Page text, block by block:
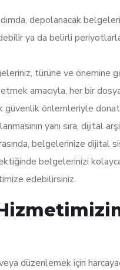
depolanacak
ya da belirli
türüne ve önemine
amacıyla, her bir
güvenlik önlemleriyle
yanı sıra, dijital
belgelerinize dijital
belgelerinizi
edebilirsiniz.
düzenlemek için